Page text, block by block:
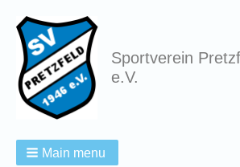
Sportverein
e.V.
Main menu